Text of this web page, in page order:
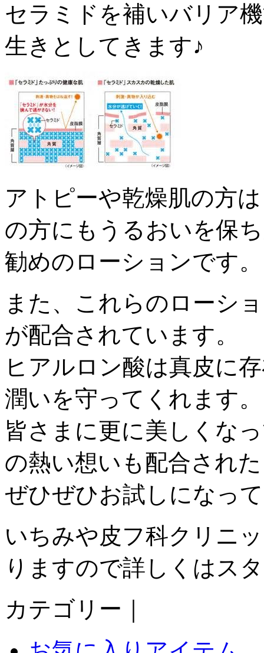
セラミドを補いバリア
生きとしてきます♪
アトピーや乾燥肌の方
の方にもうるおいを保
勧めのローションです。
また、これらのローシ
が配合されています。
ヒアルロン酸は真皮に
潤いを守ってくれます。
皆さまに更に美しくな
の熱い想いも配合され
ぜひぜひお試しになっ
いちみや皮フ科クリニ
りますので詳しくはス
カテゴリー｜